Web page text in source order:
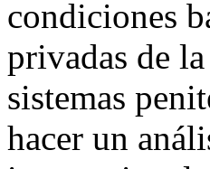
condiciones
privadas de
sistemas
hacer un